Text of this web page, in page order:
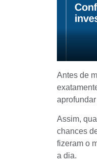
Antes de
Assim,
chances
fizeram o
a dia.